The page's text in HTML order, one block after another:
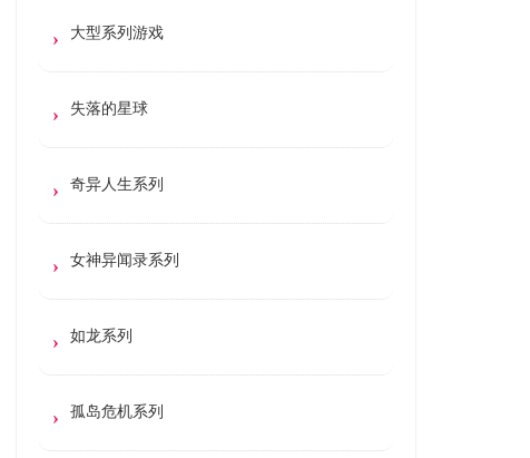
大型系列游戏
失落的星球
奇异人生系列
女神异闻录系列
如龙系列
孤岛危机系列